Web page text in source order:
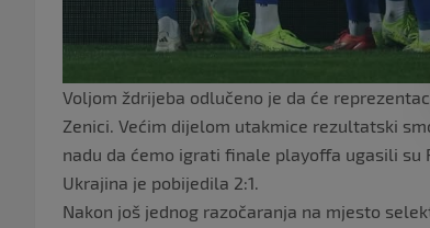
Voljom ždrijeba odlučeno je da će
Zenici. Većim dijelom utakmice rezultatski
nadu da ćemo igrati finale playoffa ugasili su
Ukrajina je pobijedila 2:1.
Nakon još jednog razočaranja na mjesto